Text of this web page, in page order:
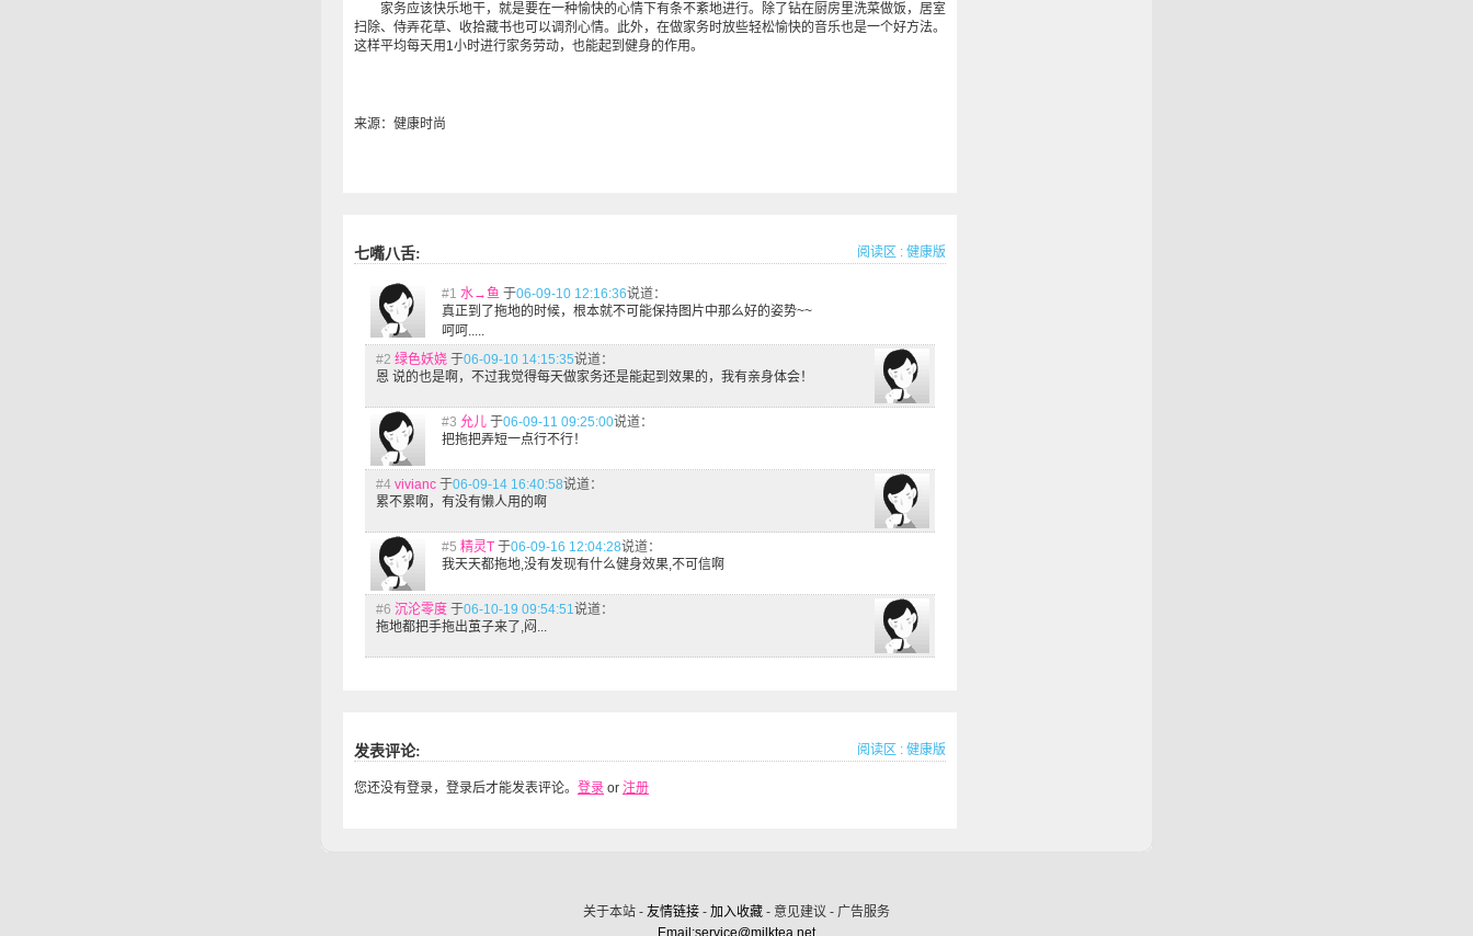
家务应该快乐地干，就是要在一种愉快的心情下有条不紊地进行。除了钻在厨房里洗菜做饭，居室
扫除、侍弄花草、收拾藏书也可以调剂心情。此外，在做家务时放些轻松愉快的音乐也是一个好方法。
这样平均每天用1小时进行家务劳动，也能起到健身的作用。
来源：健康时尚
七嘴八舌: 阅读区 : 健康版
#1 水→鱼 于06-09-10 12:16:36说道：
真正到了拖地的时候，根本就不可能保持图片中那么好的姿势~~
呵呵.....
#2 绿色妖娆 于06-09-10 14:15:35说道：
恩 说的也是啊，不过我觉得每天做家务还是能起到效果的，我有亲身体会！
#3 允儿 于06-09-11 09:25:00说道：
把拖把弄短一点行不行！
#4 vivianc 于06-09-14 16:40:58说道：
累不累啊，有没有懒人用的啊
#5 精灵T 于06-09-16 12:04:28说道：
我天天都拖地,没有发现有什么健身效果,不可信啊
#6 沉沦零度 于06-10-19 09:54:51说道：
拖地都把手拖出茧子来了,闷...
发表评论: 阅读区 : 健康版
您还没有登录，登录后才能发表评论。 登录 or 注册
关于本站 - 友情链接 - 加入收藏 - 意见建议 - 广告服务
Email:service@milktea.net